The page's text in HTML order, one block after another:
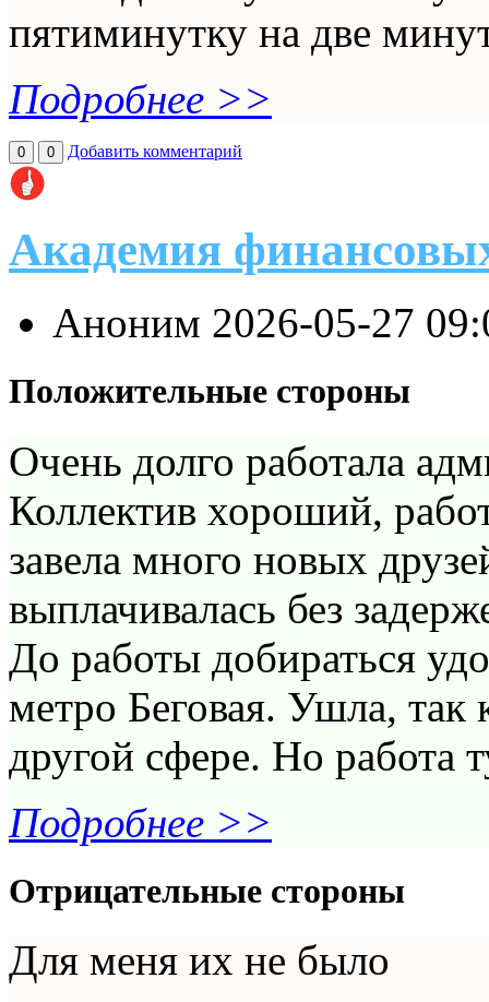
пятиминутку на две
Подробнее >>
0 0 Добавить комментарий
Академия
Аноним 2026-05-27
Положительные стороны
Очень долго работала
Коллектив хороший,
завела много новых
выплачивалась без
До работы добираться
метро Беговая. Ушла, так
другой сфере. Но работа
Подробнее >>
Отрицательные стороны
Для меня их не было